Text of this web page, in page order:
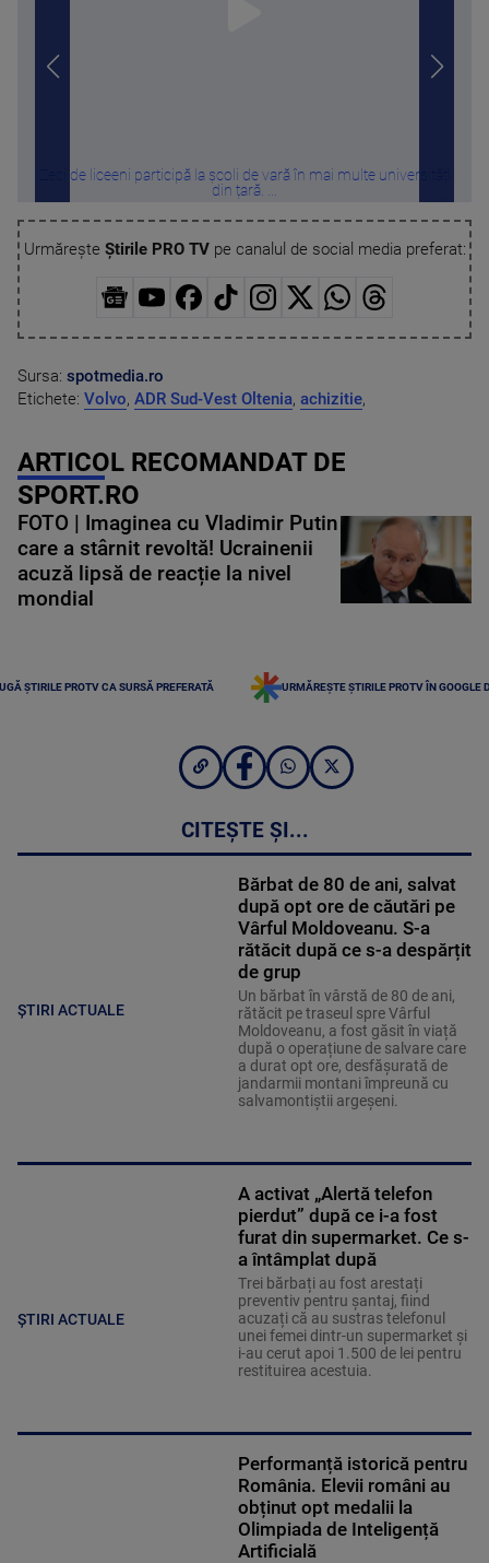
Zeci de liceeni participă la școli de vară în mai multe universități
din țară. ...
Urmărește Știrile PRO TVpe canalul de social media preferat:
Sursa: spotmedia.ro
Etichete: Volvo, ADR Sud-Vest Oltenia, achizitie,
ARTICOL RECOMANDAT DE
SPORT.RO
FOTO | Imaginea cu Vladimir Putin
care a stârnit revoltă! Ucrainenii
acuză lipsă de reacție la nivel
mondial
ȘTIRILE PROTV CA SURSĂ PREFERATĂ URMĂREȘTE ȘTIRILE PROTV ÎN GOOGLE
CITEȘTE ȘI...
ȘTIRI ACTUALE
Bărbat de 80 de ani, salvat
după opt ore de căutări pe
Vârful Moldoveanu. S-a
rătăcit după ce s-a despărțit
de grup
Un bărbat în vârstă de 80 de ani,
rătăcit pe traseul spre Vârful
Moldoveanu, a fost găsit în viață
după o operațiune de salvare care
a durat opt ore, desfășurată de
jandarmii montani împreună cu
salvamontiștii argeșeni.
ȘTIRI ACTUALE
A activat „Alertă telefon
pierdut” după ce i-a fost
furat din supermarket. Ce s-
a întâmplat după
Trei bărbați au fost arestați
preventiv pentru șantaj, fiind
acuzați că au sustras telefonul
unei femei dintr-un supermarket și
i-au cerut apoi 1.500 de lei pentru
restituirea acestuia.
Performanță istorică pentru
România. Elevii români au
obținut opt medalii la
Olimpiada de Inteligență
Artificială